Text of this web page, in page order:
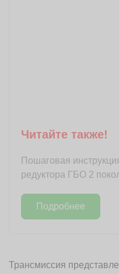
Читайте также!
Пошаговая
редуктора ГБО 2
Подробнее
Трансмиссия